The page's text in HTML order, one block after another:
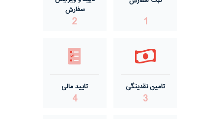
1
سفارش
2
تامین نقدینگی
3
تایید مالی
4
مفتول گالوانیزه گرم درجه یک